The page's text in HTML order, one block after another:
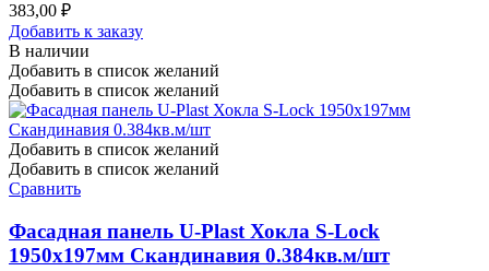
383,00 ₽
Добавить к заказу
В наличии
Добавить в список желаний
Добавить в список желаний
Добавить в список желаний
Добавить в список желаний
Сравнить
Фасадная панель U-Plast Хокла S-Lock
1950х197мм Скандинавия 0.384кв.м/шт